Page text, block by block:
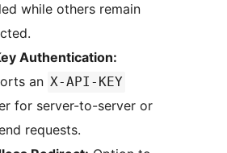
while others remain
Authentication:
an X-API-KEY
for server-to-server or
requests.